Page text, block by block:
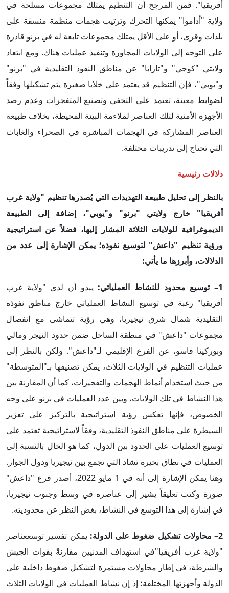
أفريقيا". فمن المرجح أن التنظيم يمتلك مجموعات مسلحة في
ولاية "أداموا" يمكنها التحرك وترتيب هجمات منظمة منسقة على
بلدات وقرى، أو على الأقل يمتلك مجموعات تابعة له في برنو قادرة
على التوجه إلى الولايات المجاورة وتنفيذ عمليات هناك. ومع ابتعاد
ولايتي "كوجي" و"تارابا" عن مناطق النفوذ التقليدية في "برنو"
و"يوبي"، فإن التنظيم قد يعتمد على خلايا صغيرة يتم تشكيلها وفقاً
لضوابط معينة، تعتمد على التخفي وتصنيع المتفجرات وعدم رصد
الأجهزة الأمنية لتلك العناصر لملاءمة البيئة المحيطة، بخلاف طبيعة
العناصر المشاركة في الهجمات المباشرة في الصحراء والغابات
التي تحتاج إلى تدريبات مختلفة.
دلالات رئيسية
بالنظر إلى تحليل طبيعة التهديدات التي يُصدرها تنظيم "ولاية غرب
أفريقيا" خارج ولايتي "برنو" و"يوبي"، إضافة إلى الطبيعة
الديموغرافية للولايات الثلاثة المشار إليها، فضلاً عن استراتيجية
ورؤية تنظيم "داعش" لتوسيع نفوذه؛ يمكن الإشارة إلى عدد من
الدلالات، وأبرزها ما يأتي:
1– توسيع محدود للنشاط العملياتي:
يبدو أن لدى "ولاية غرب
أفريقيا" رغبة في توسيع النشاط العملياتي خارج مناطق نفوذه
التقليدية شمال شرق نيجيريا، وهي رؤية تتماشى مع انفصال
مجموعات "داعش" في منطقة الساحل ضمن حدود النيجر ومالي
وبوركينا فاسو، عن الفرع الإقليمي لـ"داعش". ولكن بالنظر إلى
عمليات التنظيم في الولايات الثلاث، يمكن تصنيفها بـ"المتوسطة"
من حيث استخدام أنماط الهجمات والتفجيرات، كما أن المقارنة بين
هذا النشاط في تلك الولايات، وبين عدد العمليات في برنو على وجه
الخصوص، فإنها تعكس رؤية استراتيجية بالتركيز على تعزيز
السيطرة على مناطق النفوذ التقليدية، وفقاً لاستراتيجية تعتمد على
توسيع العمليات على الحدود بين الدول، كما هو الحال بالنسبة إلى
العمليات في نطاق بحيرة تشاد التي تجمع بين نيجيريا ودول الجوار.
وهنا يمكن الإشارة إلى أنه في 1 مايو 2022، أصدر فرع "داعش"
صورة وكتب تعليقاً يشير إلى عناصره في وسط وجنوب نيجيريا،
في إشارة إلى هذا التوسع في النشاط، بغض النظر عن محدوديته.
2– محاولات تشكيل ضغوط على الدولة:
يمكن تفسير توسععناصر
"ولاية غرب أفريقيا"في استهداف المدنيين مقارنةً بقوات الجيش
والشرطة، في إطار محاولات مستمرة لتشكيل ضغوط داخلية على
الدولة وأجهزتها المختلفة؛ إذ إن نشاط العمليات في الولايات الثلاث